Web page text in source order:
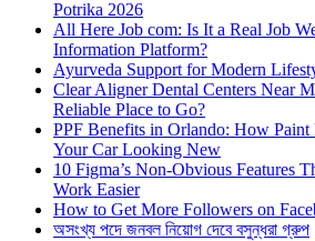
Potrika 2026
All Here Job com: Is It a Real Job
Information Platform?
Ayurveda Support for Modern
Clear Aligner Dental Centers Near
Reliable Place to Go?
PPF Benefits in Orlando: How
Your Car Looking New
10 Figma’s Non-Obvious Features
Work Easier
How to Get More Followers on
অসংখ্য পদে জনবল নিয়োগ দেবে বসুন্ধরা গ্রুপ